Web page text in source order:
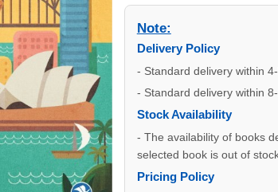
Note:
Delivery Policy
- Standard delivery within
- Standard delivery within
Stock Availability
- The availability of books
selected book is out of
Pricing Policy